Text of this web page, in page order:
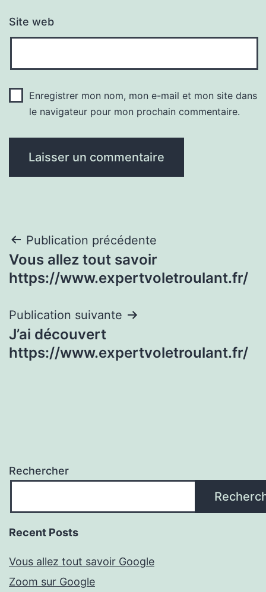
Site web
Enregistrer mon nom, mon e-mail et mon site dans
le navigateur pour mon prochain commentaire.
Navigation
de
Publication précédente
Vous allez tout savoir
https://www.expertvoletroulant.fr/
Publication suivante
J’ai découvert
https://www.expertvoletroulant.fr/
Rechercher
Recent Posts
Vous allez tout savoir Google
Zoom sur Google